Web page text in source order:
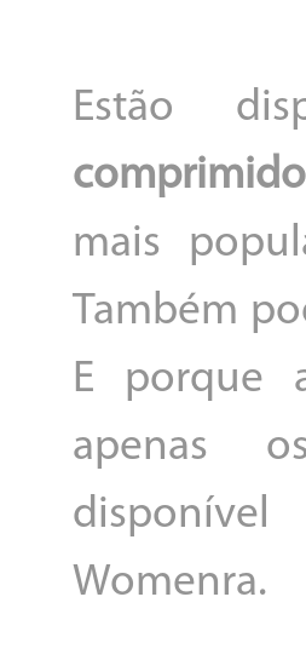
Estão
mais
Também
E porque
apenas
disponível
Womenra.